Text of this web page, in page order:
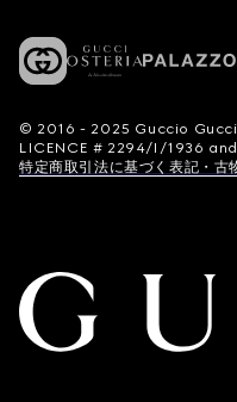
© 2016 - 2025 Guccio
LICENCE # 2294/I/1936
特定商取引法に基づく表記・古